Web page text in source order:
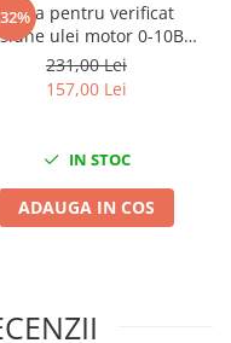
Trusa pentru verificat
ulei motor 0-10Bar
10 adaptoare
231,00 Lei
157,00 Lei
IN STOC
ADAUGA IN COS